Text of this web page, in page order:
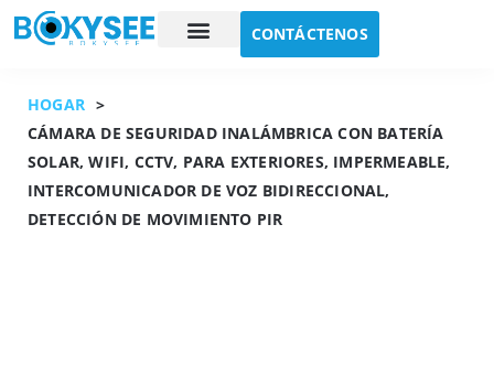
CONTÁCTENOS
HOGAR >
CÁMARA DE SEGURIDAD INALÁMBRICA CON BATERÍA
SOLAR, WIFI, CCTV, PARA EXTERIORES, IMPERMEABLE,
INTERCOMUNICADOR DE VOZ BIDIRECCIONAL,
DETECCIÓN DE MOVIMIENTO PIR